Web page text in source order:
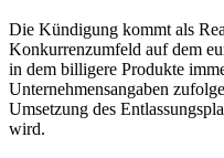
Die Kündigung kommt als
Konkurrenzumfeld auf dem
in dem billigere Produkte
Unternehmensangaben
Umsetzung des
wird.